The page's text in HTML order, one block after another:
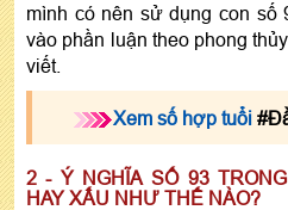
mình có nên sử dụng con số
vào phần luận theo phong
viết.
Xem số hợp tuổi
2 - Ý NGHĨA SỐ 93
HAY XẤU NHƯ THẾ NÀO?